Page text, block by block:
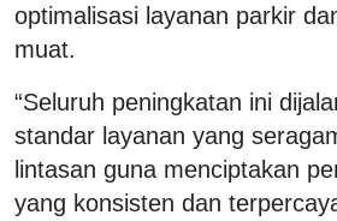
optimalisasi layanan parkir
muat.
“Seluruh peningkatan ini
standar layanan yang
lintasan guna menciptakan
yang konsisten dan